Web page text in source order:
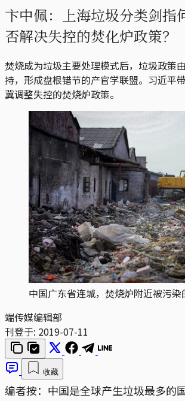
卞中佩：上海垃圾分类剑指
否解决失控的焚化炉政策？
焚烧成为垃圾主要处理模式后，垃圾政策
持，形成盘根错节的产官学联盟。习近平
冀调整失控的焚烧炉政策。
中国广东省连城，焚烧炉附近被污染
端传媒编辑部
刊登于: 2019-07-11
收藏
编者按：中国是全球产生垃圾最多的